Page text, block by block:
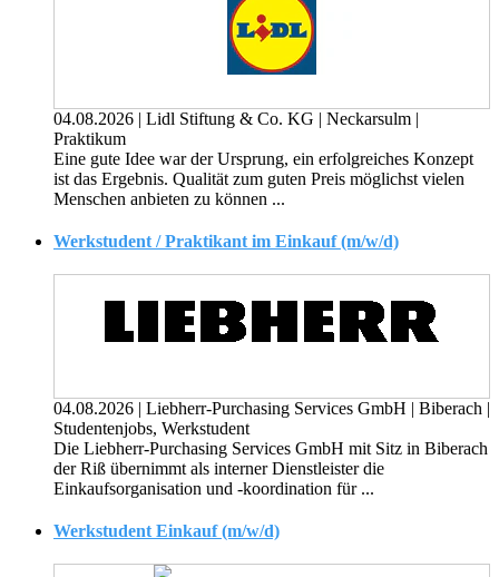
04.08.2026 | Lidl Stiftung & Co. KG | Neckarsulm |
Praktikum
Eine gute Idee war der Ursprung, ein erfolgreiches Konzept
ist das Ergebnis. Qualität zum guten Preis möglichst vielen
Menschen anbieten zu können ...
Werkstudent / Praktikant im Einkauf (m/w/d)
04.08.2026 | Liebherr-Purchasing Services GmbH | Biberach |
Studentenjobs, Werkstudent
Die Liebherr-Purchasing Services GmbH mit Sitz in Biberach
der Riß übernimmt als interner Dienstleister die
Einkaufsorganisation und -koordination für ...
Werkstudent Einkauf (m/w/d)